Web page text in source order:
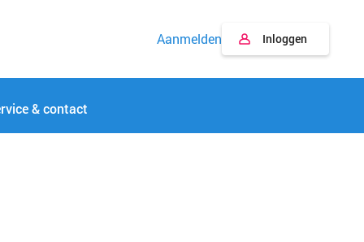
Aanmelden Inloggen
& contact